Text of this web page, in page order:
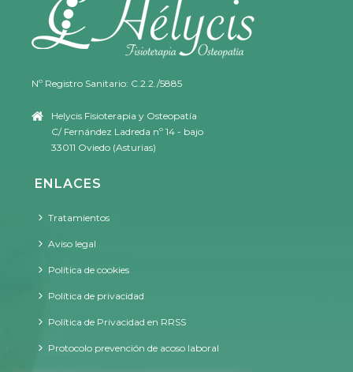
Nº Registro Sanitario: C.2.2./5885
Helycis Fisioterapia y Osteopatía
C/ Fernández Ladreda nº 14 - bajo
33011 Oviedo (Asturias)
ENLACES
Tratamientos
Aviso legal
Política de cookies
Política de privacidad
Política de Privacidad en RRSS
Protocolo prevención de acoso laboral